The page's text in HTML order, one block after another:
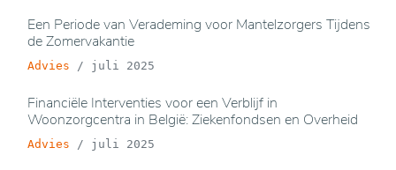
Een Periode van Verademing voor Mantelzorgers Tijdens
de Zomervakantie
Advies / juli 2025
Financiële Interventies voor een Verblijf in
Woonzorgcentra in België: Ziekenfondsen en Overheid
Advies / juli 2025